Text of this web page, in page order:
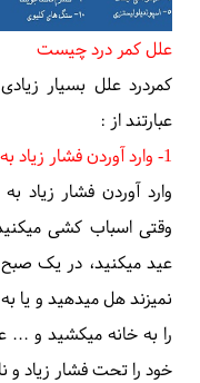
علل کمر درد چیست
کمردرد علل بسیار
عبارتند از :
1- وارد آوردن فشار زیاد به ستون مهره
وارد آوردن فشار زیاد
وقتی اسباب کشی
عید میکنید، در یک صبح
نمیزند هل میدهید و یا
را به خانه میکشید و
خود را تحت فشار زیاد و